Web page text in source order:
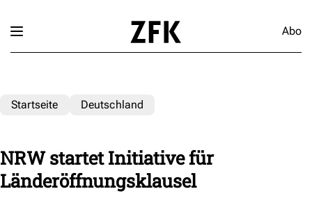
Abo
Startseite Deutschland
NRW startet Initiative für
Länderöffnungsklausel